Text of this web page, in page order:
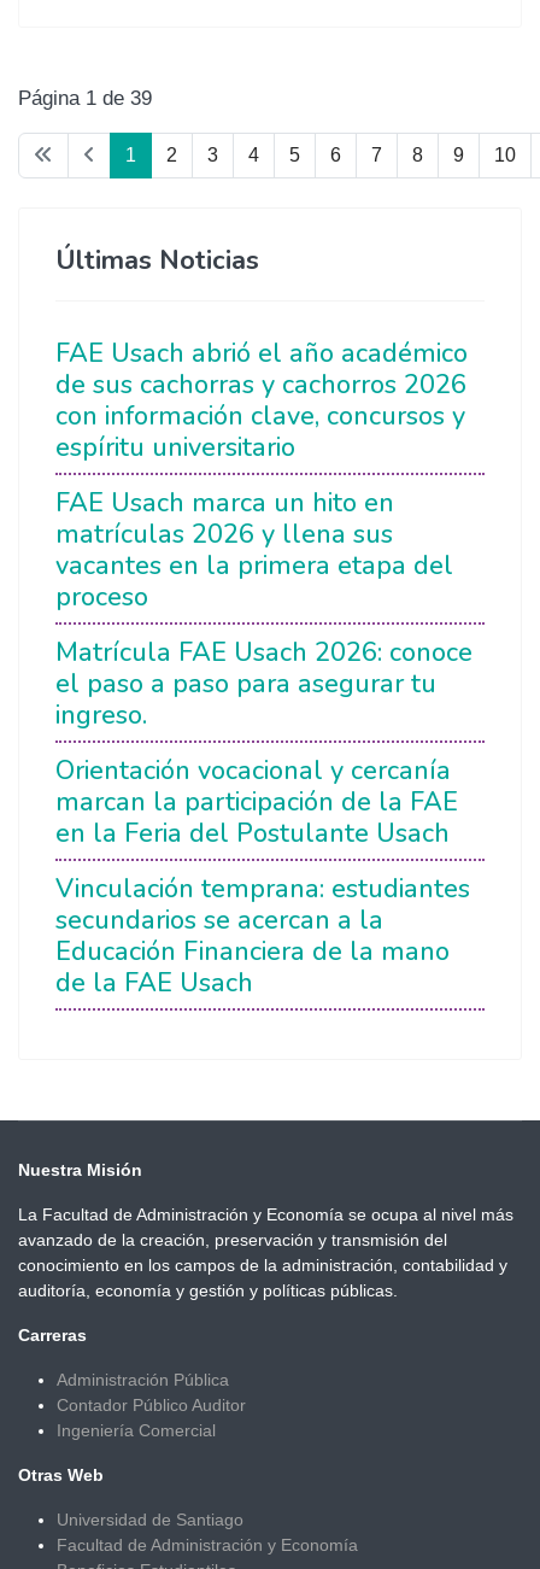
Página 1 de 39
1 2 3 4 5 6 7 8 9 10
Últimas Noticias
FAE Usach abrió el año académico
de sus cachorras y cachorros 2026
con información clave, concursos y
espíritu universitario
FAE Usach marca un hito en
matrículas 2026 y llena sus
vacantes en la primera etapa del
proceso
Matrícula FAE Usach 2026: conoce
el paso a paso para asegurar tu
ingreso.
Orientación vocacional y cercanía
marcan la participación de la FAE
en la Feria del Postulante Usach
Vinculación temprana: estudiantes
secundarios se acercan a la
Educación Financiera de la mano
de la FAE Usach
Nuestra Misión
La Facultad de Administración y Economía se ocupa al nivel más
avanzado de la creación, preservación y transmisión del
conocimiento en los campos de la administración, contabilidad y
auditoría, economía y gestión y políticas públicas.
Carreras
Administración Pública
Contador Público Auditor
Ingeniería Comercial
Otras Web
Universidad de Santiago
Facultad de Administración y Economía